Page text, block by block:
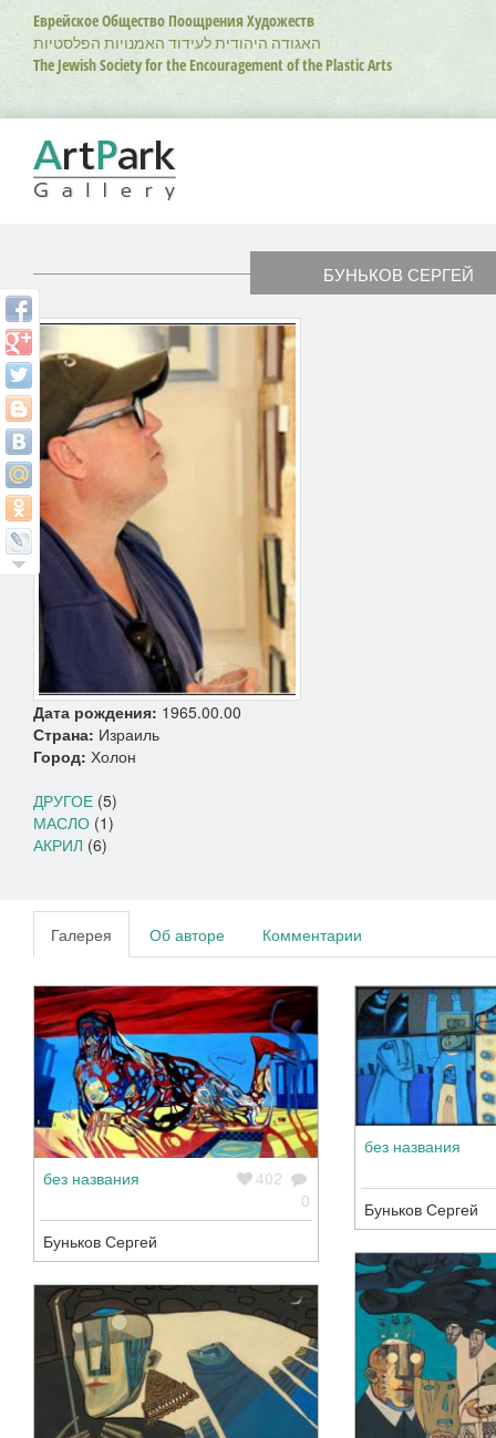
Перейти
основному
содержанию
Еврейское Общество Поощрения Художеств
האגודה היהודית לעידוד האמנויות הפלסטיות
The Jewish Society for the Encouragement of the Plastic Arts
БУНЬКОВ СЕРГЕЙ
Дата рождения: 1965.00.00
Страна: Израиль
Город: Холон
ДРУГОЕ (5)
МАСЛО (1)
АКРИЛ (6)
Галерея Об авторе Комментарии
без названия
402
0
Буньков Сергей
без названия
Буньков Сергей